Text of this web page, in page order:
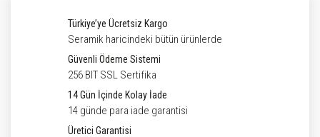
Türkiye’ye Ücretsiz Kargo
Seramik haricindeki bütün ürünlerde
Güvenli Ödeme Sistemi
256 BIT SSL Sertifika
14 Gün İçinde Kolay İade
14 günde para iade garantisi
Üretici Garantisi